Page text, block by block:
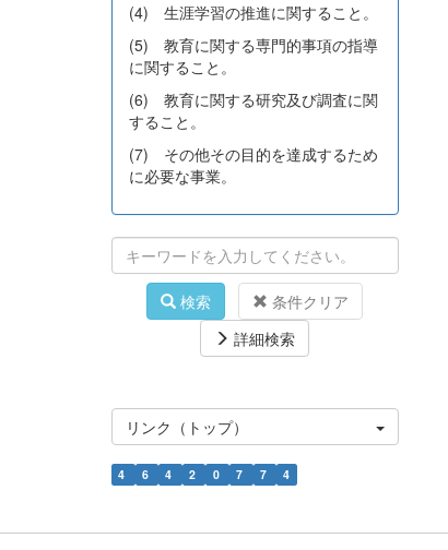
(4) 生涯学習の推進に関すること。
(5) 教育に関する専門的事項の指導
に関すること。
(6) 教育に関する研究及び調査に関
すること。
(7) その他その目的を達成するため
に必要な事業。
検索
条件クリア
詳細検索
リンク（トップ）
4 6 4 2 0 7 7 4